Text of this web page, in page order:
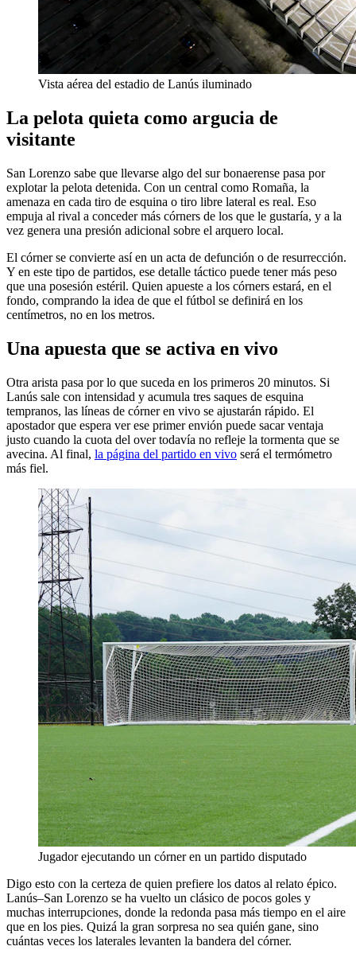
Vista aérea del estadio de Lanús iluminado
La pelota quieta como argucia de
visitante
San Lorenzo sabe que llevarse algo del sur bonaerense pasa por
explotar la pelota detenida. Con un central como Romaña, la
amenaza en cada tiro de esquina o tiro libre lateral es real. Eso
empuja al rival a conceder más córners de los que le gustaría, y a la
vez genera una presión adicional sobre el arquero local.
El córner se convierte así en un acta de defunción o de resurrección.
Y en este tipo de partidos, ese detalle táctico puede tener más peso
que una posesión estéril. Quien apueste a los córners estará, en el
fondo, comprando la idea de que el fútbol se definirá en los
centímetros, no en los metros.
Una apuesta que se activa en vivo
Otra arista pasa por lo que suceda en los primeros 20 minutos. Si
Lanús sale con intensidad y acumula tres saques de esquina
tempranos, las líneas de córner en vivo se ajustarán rápido. El
apostador que espera ver ese primer envión puede sacar ventaja
justo cuando la cuota del over todavía no refleje la tormenta que se
avecina. Al final, la página del partido en vivo será el termómetro
más fiel.
Jugador ejecutando un córner en un partido disputado
Digo esto con la certeza de quien prefiere los datos al relato épico.
Lanús–San Lorenzo se ha vuelto un clásico de pocos goles y
muchas interrupciones, donde la redonda pasa más tiempo en el aire
que en los pies. Quizá la gran sorpresa no sea quién gane, sino
cuántas veces los laterales levanten la bandera del córner.